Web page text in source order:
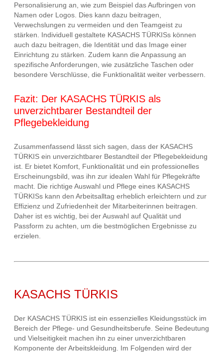
Personalisierung an, wie zum Beispiel das Aufbringen von
Namen oder Logos. Dies kann dazu beitragen,
Verwechslungen zu vermeiden und den Teamgeist zu
stärken. Individuell gestaltete KASACHS TÜRKISs können
auch dazu beitragen, die Identität und das Image einer
Einrichtung zu stärken. Zudem kann die Anpassung an
spezifische Anforderungen, wie zusätzliche Taschen oder
besondere Verschlüsse, die Funktionalität weiter verbessern.
Fazit: Der KASACHS TÜRKIS als
unverzichtbarer Bestandteil der
Pflegebekleidung
Zusammenfassend lässt sich sagen, dass der KASACHS
TÜRKIS ein unverzichtbarer Bestandteil der Pflegebekleidung
ist. Er bietet Komfort, Funktionalität und ein professionelles
Erscheinungsbild, was ihn zur idealen Wahl für Pflegekräfte
macht. Die richtige Auswahl und Pflege eines KASACHS
TÜRKISs kann den Arbeitsalltag erheblich erleichtern und zur
Effizienz und Zufriedenheit der Mitarbeiterinnen beitragen.
Daher ist es wichtig, bei der Auswahl auf Qualität und
Passform zu achten, um die bestmöglichen Ergebnisse zu
erzielen.
KASACHS TÜRKIS
Der KASACHS TÜRKIS ist ein essenzielles Kleidungsstück im
Bereich der Pflege- und Gesundheitsberufe. Seine Bedeutung
und Vielseitigkeit machen ihn zu einer unverzichtbaren
Komponente der Arbeitskleidung. Im Folgenden wird der